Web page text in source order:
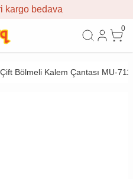
bedava
0
Bölmeli Kalem Çantası MU-